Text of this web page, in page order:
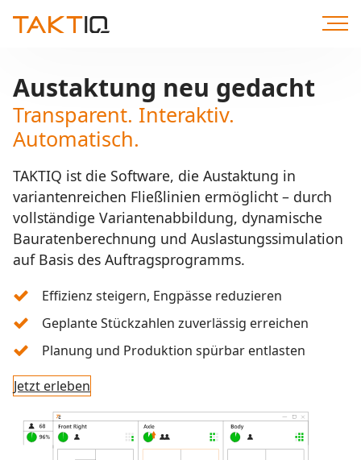
Austaktung neu gedacht
Transparent. Interaktiv.
Automatisch.
TAKTIQ ist die Software, die Austaktung in
variantenreichen Fließlinien ermöglicht – durch
vollständige Variantenabbildung, dynamische
Bauratenberechnung und Auslastungssimulation
auf Basis des Auftragsprogramms.
Effizienz steigern, Engpässe reduzieren
Geplante Stückzahlen zuverlässig erreichen
Planung und Produktion spürbar entlasten
Jetzt erleben